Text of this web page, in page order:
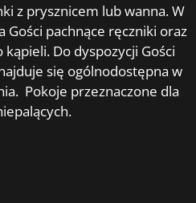
z prysznicem lub wanna. W
Gości pachnące ręczniki oraz
Do dyspozycji Gości
się ogólnodostępna w
Pokoje przeznaczone dla